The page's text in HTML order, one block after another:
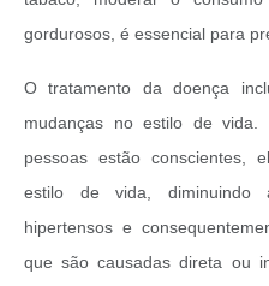
gordurosos, é essencial para
O tratamento da doença
mudanças no estilo de
pessoas estão conscientes,
estilo de vida,
hipertensos e
que são causadas direta ou